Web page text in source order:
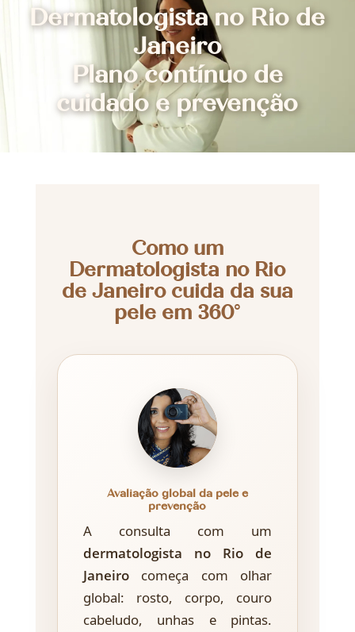
Dermatologista no Rio de
Janeiro
Plano contínuo de
cuidado e prevenção
Como um
Dermatologista no Rio
de Janeiro cuida da sua
pele em 360°
Avaliação global da pele e
prevenção
A consulta com um
dermatologista no Rio de
Janeirocomeça com olhar
global: rosto, corpo, couro
cabeludo, unhas e pintas.